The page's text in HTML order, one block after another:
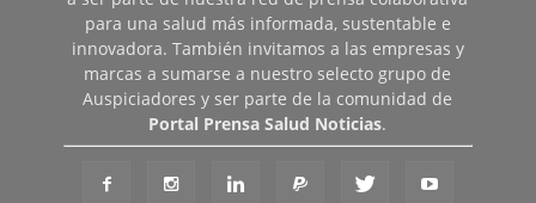
para una salud más informada, sustentable e
innovadora. También invitamos a las empresas y
marcas a sumarse a nuestro selecto grupo de
Auspiciadores y ser parte de la comunidad de
Portal Prensa Salud Noticias.